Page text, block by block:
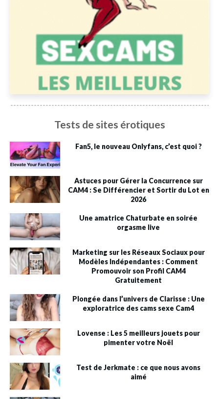
Tests de sites érotiques
Fan5, le nouveau Onlyfans, c’est quoi ?
Astuces pour Gérer la Concurrence sur
CAM4 : Se Différencier et Sortir du Lot en
2026
Une amatrice Chaturbate en soirée
orgasme live
Marketing sur les Réseaux Sociaux pour
Modèles Indépendantes : Comment
Promouvoir son Profil CAM4
Gratuitement
Plongée dans l’univers de Clarisse : Une
exploratrice des cams sexe Cam4
Lovense : Les 5 meilleurs jouets pour
pimenter votre Noël
Test de Jerkmate : ce que nous avons
aimé